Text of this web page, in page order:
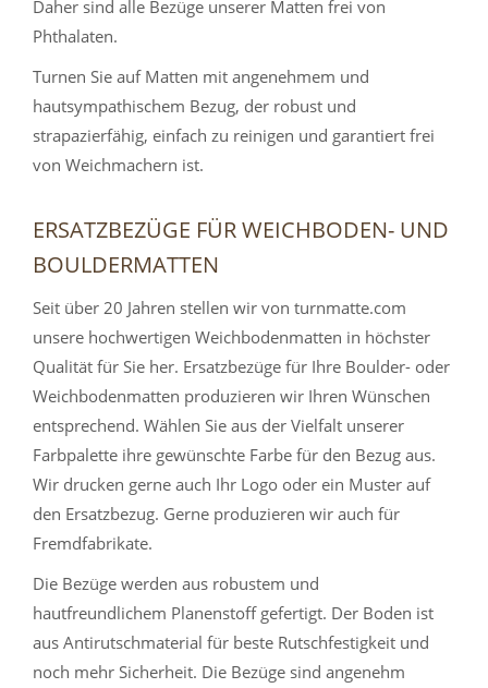
Daher sind alle Bezüge unserer Matten frei von
Phthalaten.
Turnen Sie auf Matten mit angenehmem und
hautsympathischem Bezug, der robust und
strapazierfähig, einfach zu reinigen und garantiert frei
von Weichmachern ist.
ERSATZBEZÜGE FÜR WEICHBODEN- UND
BOULDERMATTEN
Seit über 20 Jahren stellen wir von turnmatte.com
unsere hochwertigen Weichbodenmatten in höchster
Qualität für Sie her. Ersatzbezüge für Ihre Boulder- oder
Weichbodenmatten produzieren wir Ihren Wünschen
entsprechend. Wählen Sie aus der Vielfalt unserer
Farbpalette ihre gewünschte Farbe für den Bezug aus.
Wir drucken gerne auch Ihr Logo oder ein Muster auf
den Ersatzbezug. Gerne produzieren wir auch für
Fremdfabrikate.
Die Bezüge werden aus robustem und
hautfreundlichem Planenstoff gefertigt. Der Boden ist
aus Antirutschmaterial für beste Rutschfestigkeit und
noch mehr Sicherheit. Die Bezüge sind angenehm